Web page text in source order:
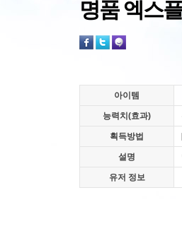
명품 엑스
아이템
능력치(효과)
획득방법
설명
유저 정보